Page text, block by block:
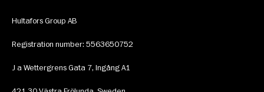
Hultafors Group AB
Registration number: 5563650752
J a Wettergrens Gata 7, Ingång A1